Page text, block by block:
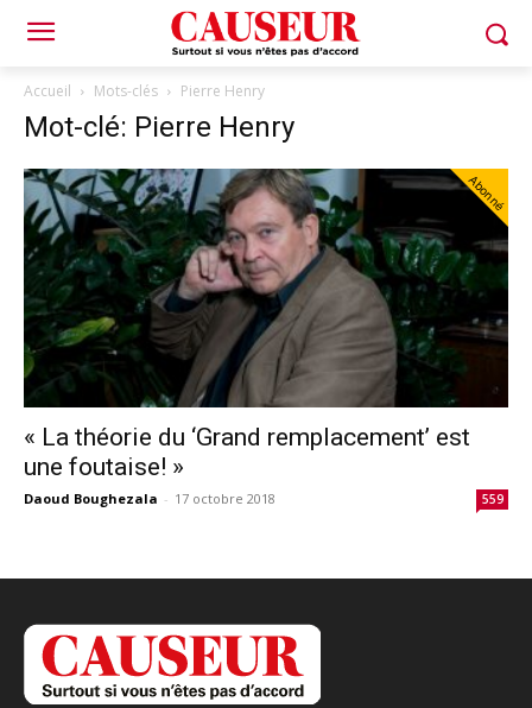
Accueil Mots-clés Pierre Henry
Mot-clé: Pierre Henry
Abonné
« La théorie du ‘Grand remplacement’ est
une foutaise! »
Daoud Boughezala - 17 octobre 2018 559